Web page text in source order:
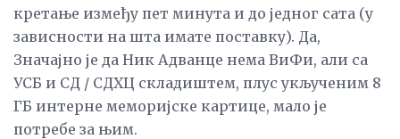
кретање између пет минута и до једног сата (у
зависности на шта имате поставку). Да,
Значајно је да Ник Адванце нема ВиФи, али са
УСБ и СД / СДХЦ складиштем, плус укљученим 8
ГБ интерне меморијске картице, мало је
потребе за њим.